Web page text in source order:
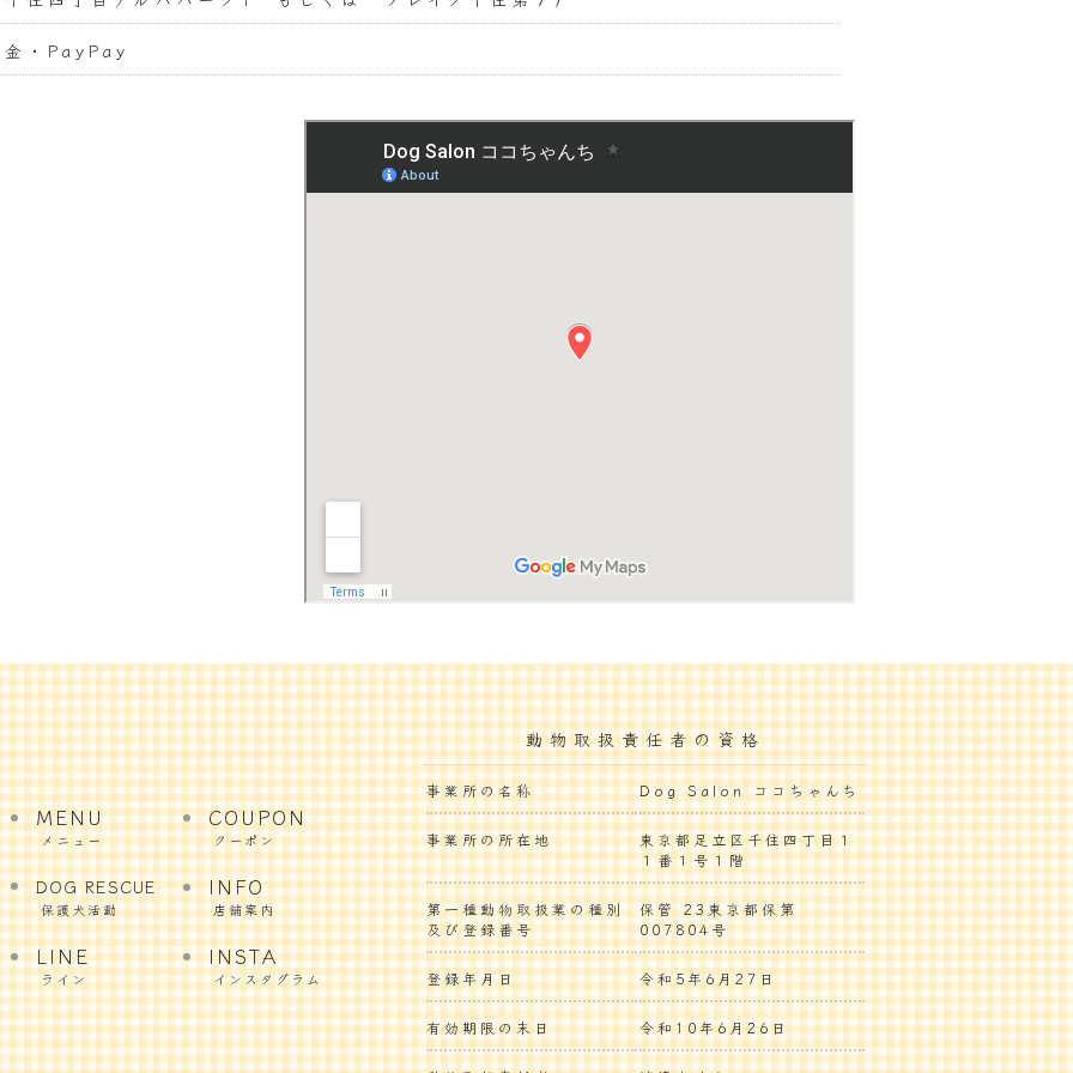
金・PayPay
MENU
メニュー
COUPON
クーポン
DOG RESCUE
保護犬活動
INFO
店舗案内
LINE
ライン
INSTA
インスタグラム
動物取扱責任者の資格
事業所の名称 Dog Salon ココちゃんち
事業所の所在地
東京都足立区千住四丁目１
１番１号１階
第一種動物取扱業の種別
及び登録番号
保管 23東京都保第
007804号
登録年月日 令和5年6月27日
有効期限の末日 令和10年6月26日